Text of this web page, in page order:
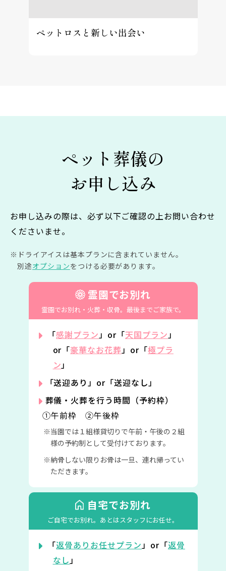
ペットロスと新しい出会い
ペット葬儀の
お申し込み
お申し込みの際は、必ず以下ご確認の上お問い合わせ
くださいませ。
ドライアイスは基本プランに含まれていません。
別途オプションをつける必要があります。
霊園でお別れ
霊園でお別れ・火葬・収骨。 最後までご家族で。
「感謝プラン」or「天国プラン」
or「豪華なお花葬」or「極プラ
ン」
「送迎あり」or「送迎なし」
葬儀・火葬を行う時間（予約枠）
①午前枠 ②午後枠
当園では１組様貸切りで午前・午後の２組
様の予約制として受付けております。
納骨しない限りお骨は一旦、連れ帰ってい
ただきます。
自宅でお別れ
ご自宅でお別れ。 あとはスタッフにお任せ。
「返骨ありお任せプラン」or「返骨
なし」